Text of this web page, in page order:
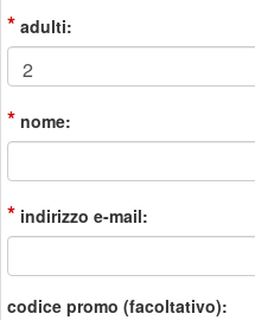
* adulti:
* nome:
* indirizzo e-mail:
codice promo (facoltativo):